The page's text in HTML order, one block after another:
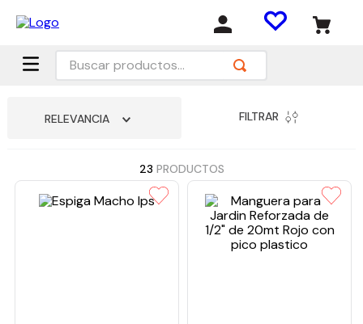
Buscar productos...
RELEVANCIA FILTRAR
23 PRODUCTOS